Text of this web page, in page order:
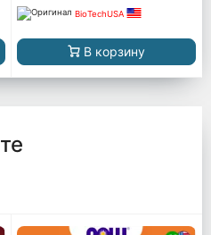
BioTechUSA
В корзину